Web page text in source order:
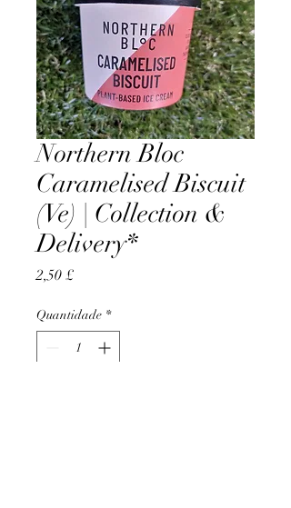
Northern Bloc
Caramelised Biscuit
(Ve) | Collection &
Delivery*
2,50 £Preço
Quantidade *